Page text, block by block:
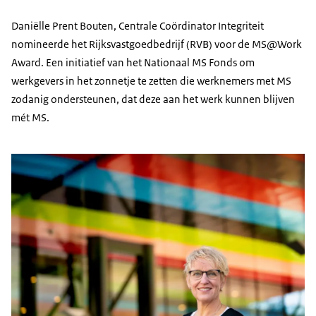
Daniëlle Prent Bouten, Centrale Coördinator Integriteit
nomineerde het Rijksvastgoedbedrijf (RVB) voor de MS@Work
Award. Een initiatief van het Nationaal MS Fonds om
werkgevers in het zonnetje te zetten die werknemers met MS
zodanig ondersteunen, dat deze aan het werk kunnen blijven
mét MS.